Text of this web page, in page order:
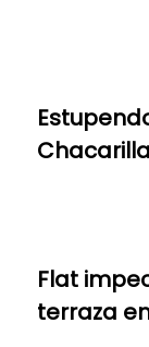
Chacarilla
Flat
terraza